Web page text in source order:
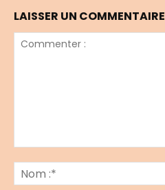
LAISSER UN COMMENTAIRE